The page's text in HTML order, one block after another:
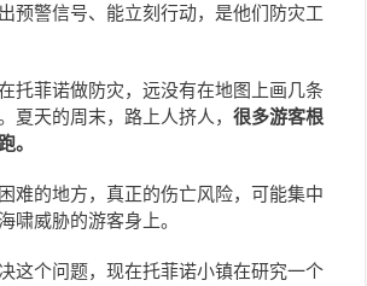
预警信号、能立刻行动，是他们防灾工
托菲诺做防灾，远没有在地图上画几条
夏天的周末，路上人挤人，很多游客根
。
难的地方，真正的伤亡风险，可能集中
啸威胁的游客身上。
这个问题，现在托菲诺小镇在研究一个